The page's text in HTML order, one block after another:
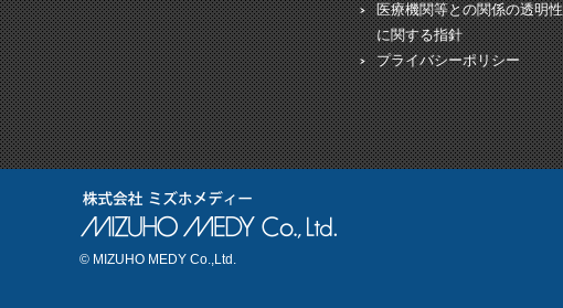
医療機関等との関係の透明性
に関する指針
プライバシーポリシー
© MIZUHO MEDY Co.,Ltd.